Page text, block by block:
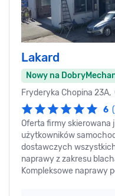
Lakard
Nowy na
Fryderyka Chopina 23A,
6
Oferta firmy skierowana
użytkowników
dostawczych
naprawy z zakresu
Kompleksowe naprawy